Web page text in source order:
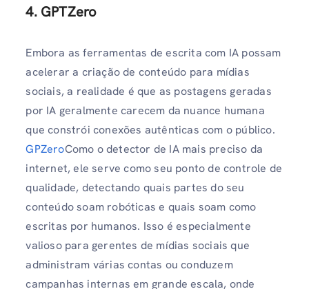
4. GPTZero
Embora as ferramentas de escrita com IA possam
acelerar a criação de conteúdo para mídias
sociais, a realidade é que as postagens geradas
por IA geralmente carecem da nuance humana
que constrói conexões autênticas com o público.
GPZeroComo o detector de IA mais preciso da
internet, ele serve como seu ponto de controle de
qualidade, detectando quais partes do seu
conteúdo soam robóticas e quais soam como
escritas por humanos. Isso é especialmente
valioso para gerentes de mídias sociais que
administram várias contas ou conduzem
campanhas internas em grande escala, onde